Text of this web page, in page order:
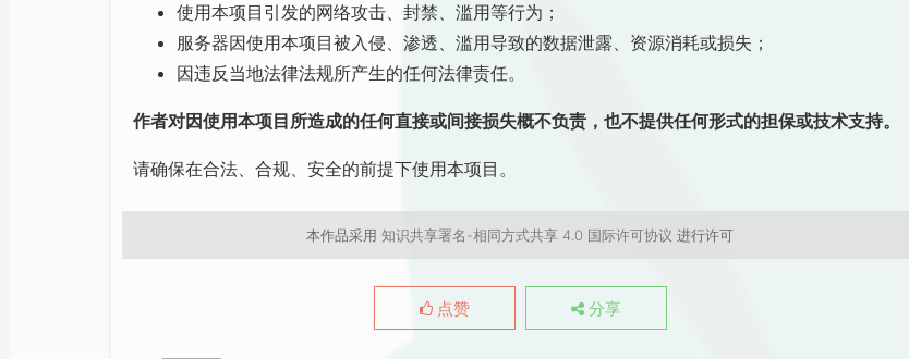
使用本项目引发的网络攻击、封禁、滥用等行为；
服务器因使用本项目被入侵、渗透、滥用导致的数据泄露、资源消耗或损失；
因违反当地法律法规所产生的任何法律责任。
作者对因使用本项目所造成的任何直接或间接损失概不负责，也不提供任何形式的担保或技术支持。
请确保在合法、合规、安全的前提下使用本项目。
本作品采用 知识共享署名-相同方式共享 4.0 国际许可协议 进行许可
点赞 分享